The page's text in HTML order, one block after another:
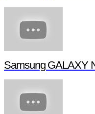
Samsung GALAXY Note 3